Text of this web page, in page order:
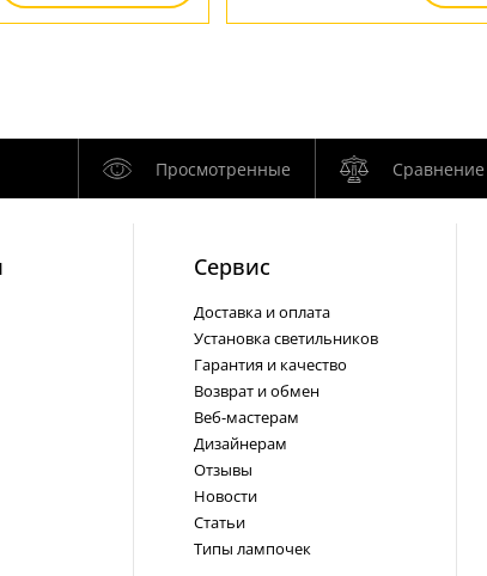
Просмотренные Сравнение
Cервис
Доставка и оплата
Установка светильников
Гарантия и качество
Возврат и обмен
Веб-мастерам
Дизайнерам
Отзывы
Новости
Статьи
Типы лампочек